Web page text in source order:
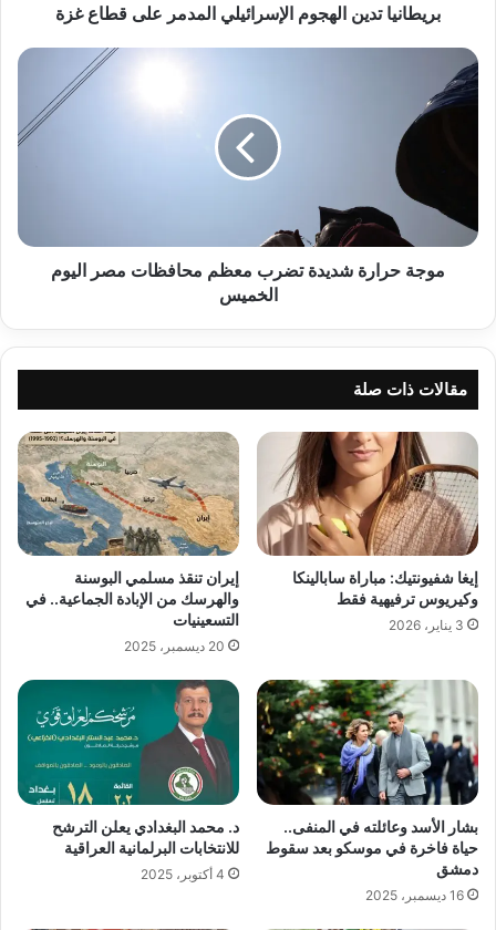
بريطانيا تدين الهجوم الإسرائيلي المدمر على قطاع غزة
موجة
حرارة
شديدة
اليوم
الخميس
موجة حرارة شديدة تضرب معظم محافظات مصر اليوم
الخميس
مقالات ذات صلة
إيغا شفيونتيك: مباراة سابالينكا
وكيريوس ترفيهية فقط
3 يناير، 2026
إيران تنقذ مسلمي البوسنة
والهرسك من الإبادة الجماعية.. في
التسعينيات
20 ديسمبر، 2025
بشار الأسد وعائلته في المنفى..
حياة فاخرة في موسكو بعد سقوط
دمشق
16 ديسمبر، 2025
د. محمد البغدادي يعلن الترشح
للانتخابات البرلمانية العراقية
4 أكتوبر، 2025